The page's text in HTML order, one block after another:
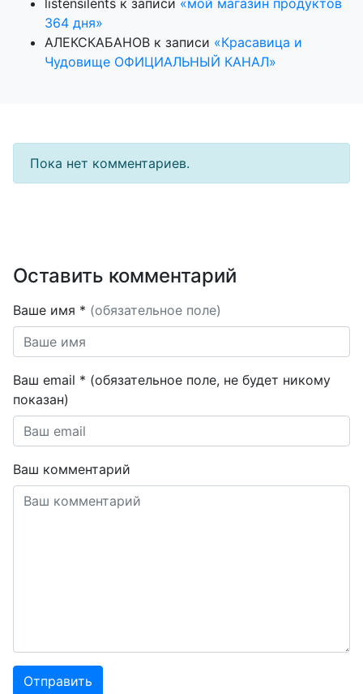
listensilents к записи «мой магазин продуктов
364 дня»
АЛЕКСКАБАНОВ к записи «Красавица и
Чудовище ОФИЦИАЛЬНЫЙ КАНАЛ»
Пока нет комментариев.
Оставить комментарий
Ваше имя * (обязательное поле)
Ваш email * (обязательное поле, не будет никому
показан)
Ваш комментарий